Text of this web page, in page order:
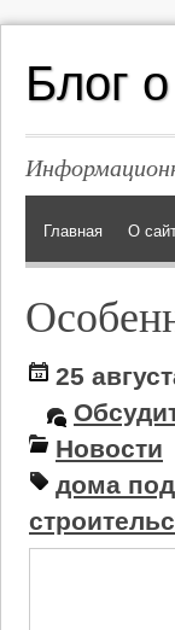
Блог
Главная О
25
Новости
дома